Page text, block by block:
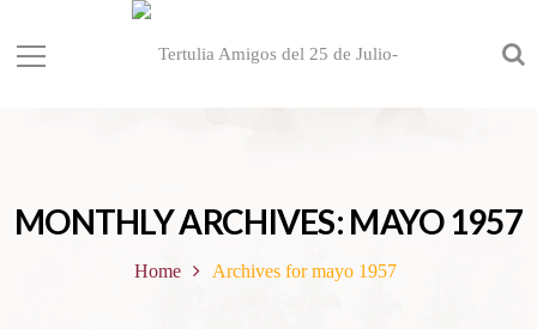
MONTHLY ARCHIVES: MAYO 1957
Home Archives for mayo 1957